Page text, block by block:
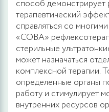
способ демонстрирует
терапевтический
справляться со
«СОВА»
стерильные
может назначаться
комплексной терапии.
определенные органы
работу и стимулирует
внутренних ресурсов